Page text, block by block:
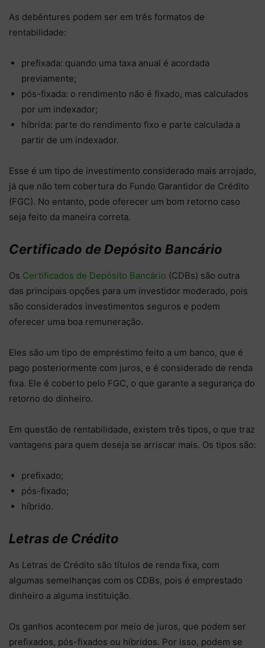
As debêntures podem ser em três formatos de
rentabilidade:
prefixada: quando uma taxa anual é acordada
previamente;
pós-fixada: o rendimento não é fixado, mas calculados
por um indexador;
híbrida: parte do rendimento fixo e parte calculada a
partir de um indexador.
Esse é um tipo de investimento considerado mais arrojado,
já que não tem cobertura do Fundo Garantidor de Crédito
(FGC). No entanto, pode oferecer um bom retorno caso
seja feito da maneira correta.
Certificado de Depósito Bancário
Os Certificados de Depósito Bancário (CDBs) são outra
das principais opções para um investidor moderado, pois
são considerados investimentos seguros e podem
oferecer uma boa remuneração.
Eles são um tipo de empréstimo feito a um banco, que é
pago posteriormente com juros, e é considerado de renda
fixa. Ele é coberto pelo FGC, o que garante a segurança do
retorno do dinheiro.
Em questão de rentabilidade, existem três tipos, o que traz
vantagens para quem deseja se arriscar mais. Os tipos são:
prefixado;
pós-fixado;
híbrido.
Letras de Crédito
As Letras de Crédito são títulos de renda fixa, com
algumas semelhanças com os CDBs, pois é emprestado
dinheiro a alguma instituição.
Os ganhos acontecem por meio de juros, que podem ser
prefixados, pós-fixados ou híbridos. Por isso, podem se